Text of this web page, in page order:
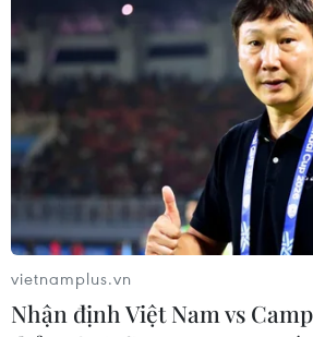
vietnamplus.vn
Nhận định Việt Nam vs